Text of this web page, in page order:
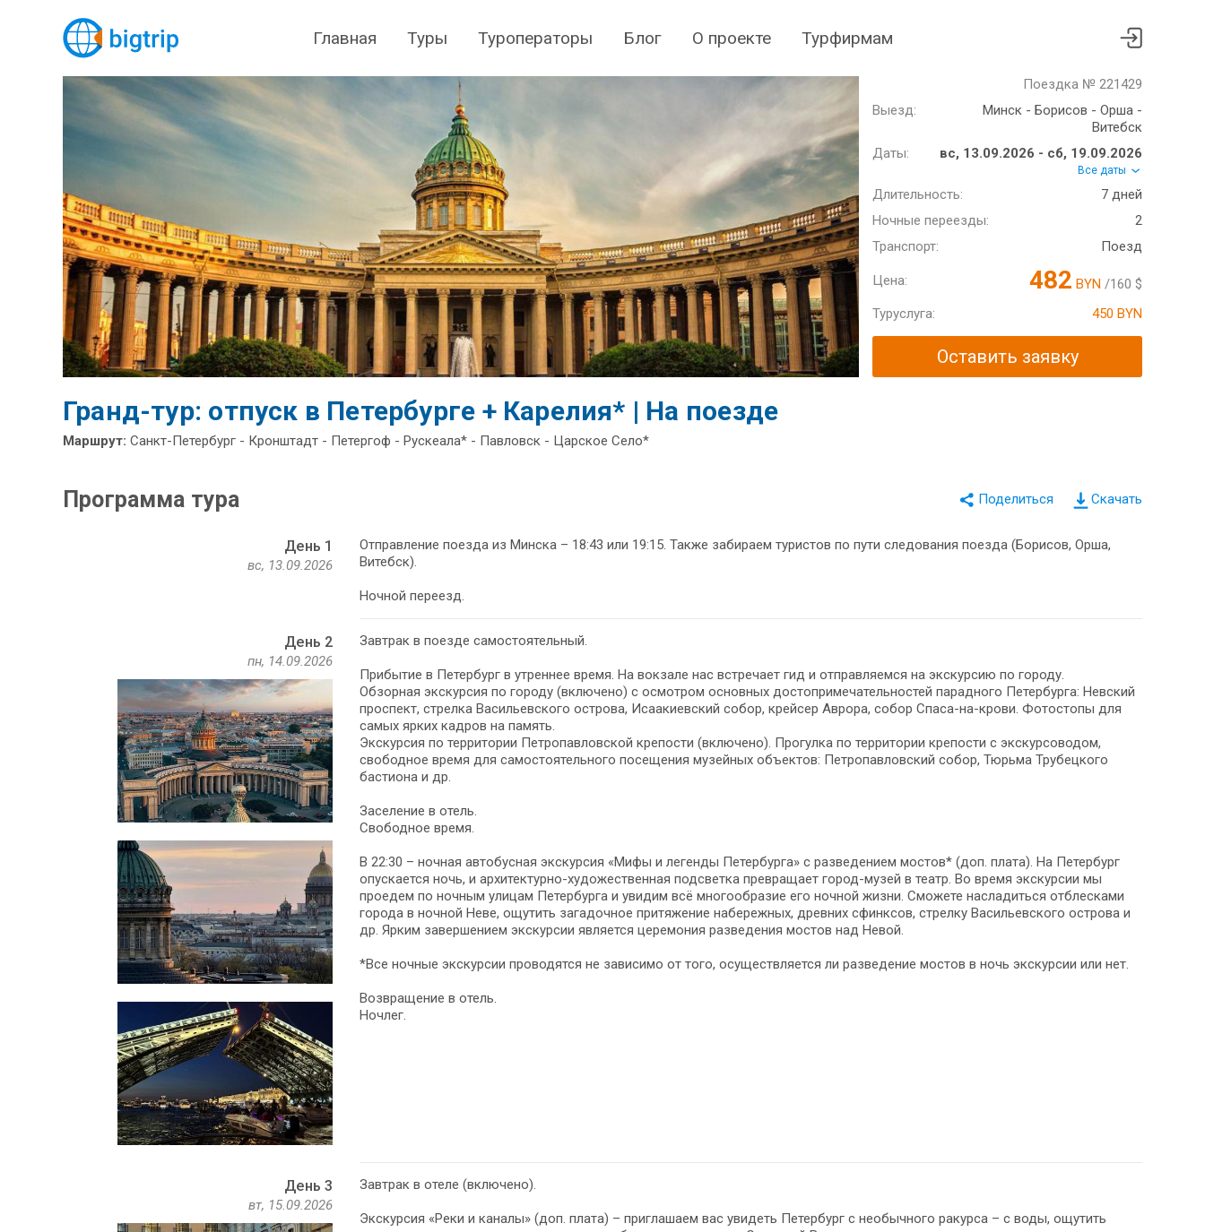
Главная Туры Туроператоры Блог О проекте Турфирмам
Поездка № 221429
Выезд:
Минск - Борисов - Орша -
Витебск
Даты:
вс, 13.09.2026 - сб, 19.09.2026
Все даты
Длительность:
7 дней
Ночные переезды:
2
Транспорт:
Поезд
Цена: 482 BYN /160 $
Туруслуга:
450 BYN
Оставить заявку
Гранд-тур: отпуск в Петербурге + Карелия* | На поезде
Маршрут: Санкт-Петербург - Кронштадт - Петергоф - Рускеала* - Павловск - Царское Село*
Скачать
Программа тура
День 1
вс, 13.09.2026
Отправление поезда из Минска – 18:43 или 19:15. Также забираем туристов по пути следования поезда (Борисов, Орша,
Витебск).
Ночной переезд.
День 2
пн, 14.09.2026
Завтрак в поезде самостоятельный.
Прибытие в Петербург в утреннее время. На вокзале нас встречает гид и отправляемся на экскурсию по городу.
Обзорная экскурсия по городу (включено) с осмотром основных достопримечательностей парадного Петербурга: Невский
проспект, стрелка Васильевского острова, Исаакиевский собор, крейсер Аврора, собор Спаса-на-крови. Фотостопы для
самых ярких кадров на память.
Экскурсия по территории Петропавловской крепости (включено). Прогулка по территории крепости с экскурсоводом,
свободное время для самостоятельного посещения музейных объектов: Петропавловский собор, Тюрьма Трубецкого
бастиона и др.
Заселение в отель.
Свободное время.
В 22:30 – ночная автобусная экскурсия «Мифы и легенды Петербурга» с разведением мостов* (доп. плата). На Петербург
опускается ночь, и архитектурно-художественная подсветка превращает город-музей в театр. Во время экскурсии мы
проедем по ночным улицам Петербурга и увидим всё многообразие его ночной жизни. Сможете насладиться отблесками
города в ночной Неве, ощутить загадочное притяжение набережных, древних сфинксов, стрелку Васильевского острова и
др. Ярким завершением экскурсии является церемония разведения мостов над Невой.
*Все ночные экскурсии проводятся не зависимо от того, осуществляется ли разведение мостов в ночь экскурсии или нет.
Возвращение в отель.
Ночлег.
День 3
вт, 15.09.2026
Завтрак в отеле (включено).
Экскурсия «Реки и каналы» (доп. плата) – приглашаем вас увидеть Петербург с необычного ракурса – с воды, ощутить